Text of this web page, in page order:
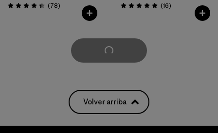
Valoración: 4.4 / 5
(78Comentarios
)
Valoración: 5.0 / 5
(16Comentarios
)
Cargar Más
Volver arriba